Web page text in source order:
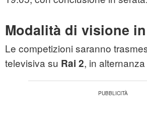
Modalità di visione
Le competizioni saranno
televisiva su Rai 2, in